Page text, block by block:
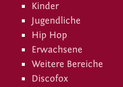
Kinder
Jugendliche
Hip Hop
Erwachsene
Weitere Bereiche
Discofox